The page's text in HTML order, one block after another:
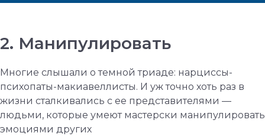
2. Манипулировать
Многие слышали о темной триаде: нарциссы-
психопаты-макиавеллисты. И уж точно хоть раз в
жизни сталкивались с ее представителями —
людьми, которые умеют мастерски манипулировать
эмоциями других